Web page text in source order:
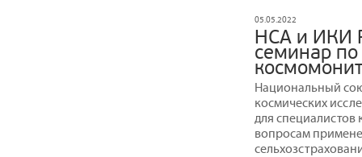
05.05.2022
НСА и ИКИ
семинар
Национальный
космических
для
вопросам